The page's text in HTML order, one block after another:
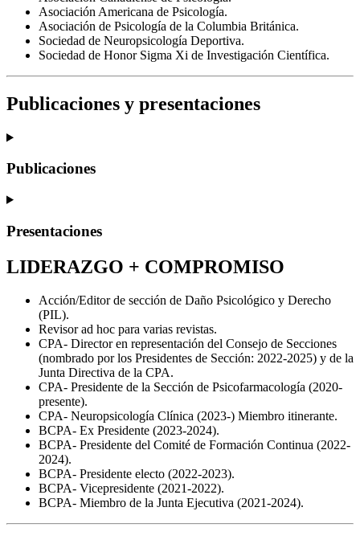
Asociación Americana de Psicología.
Asociación de Psicología de la Columbia Británica.
Sociedad de Neuropsicología Deportiva.
Sociedad de Honor Sigma Xi de Investigación Científica.
Publicaciones y presentaciones
Publicaciones
Presentaciones
LIDERAZGO + COMPROMISO
Acción/Editor de sección de Daño Psicológico y Derecho
(PIL).
Revisor ad hoc para varias revistas.
CPA- Director en representación del Consejo de Secciones
(nombrado por los Presidentes de Sección: 2022-2025) y de la
Junta Directiva de la CPA.
CPA- Presidente de la Sección de Psicofarmacología (2020-
presente).
CPA- Neuropsicología Clínica (2023-) Miembro itinerante.
BCPA- Ex Presidente (2023-2024).
BCPA- Presidente del Comité de Formación Continua (2022-
2024).
BCPA- Presidente electo (2022-2023).
BCPA- Vicepresidente (2021-2022).
BCPA- Miembro de la Junta Ejecutiva (2021-2024).